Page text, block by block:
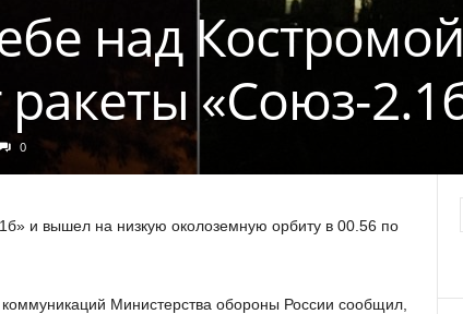
над
ракеты «Союз-
0
и вышел на низкую околоземную орбиту в 00.56 по
Министерства обороны России сообщил,